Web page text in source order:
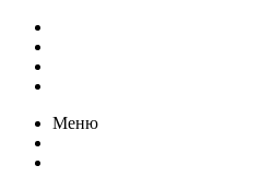
Меню